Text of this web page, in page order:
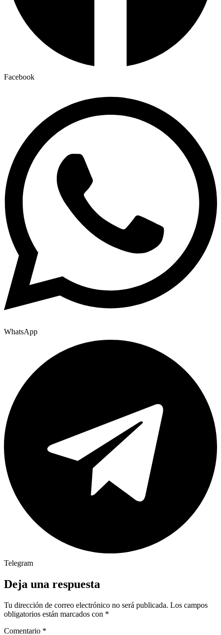
Facebook
WhatsApp
Telegram
Deja una respuesta
Tu dirección de correo electrónico no será publicada. Los campos
obligatorios están marcados con *
Comentario *